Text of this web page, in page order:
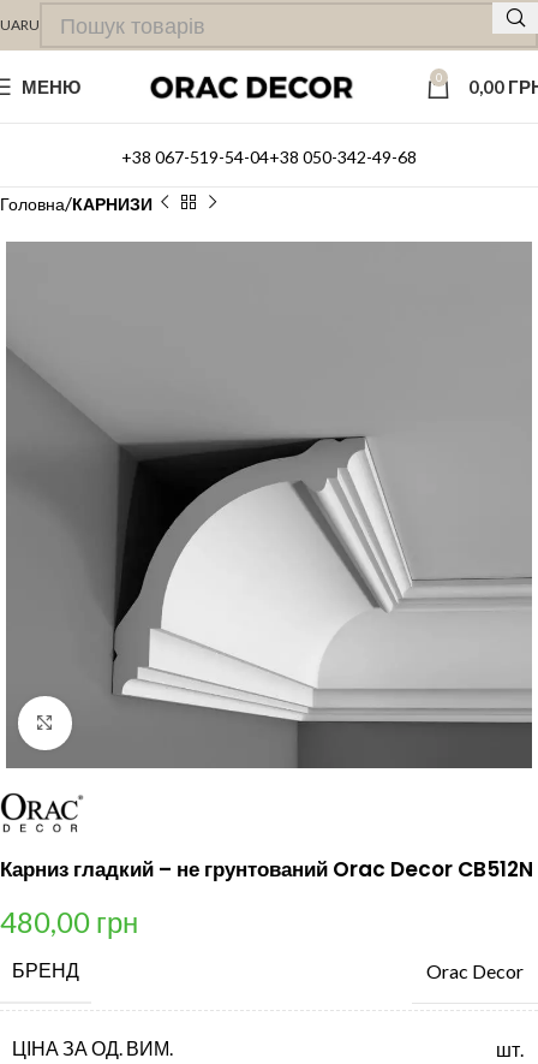
UARU
МЕНЮ 0 0,00
+38 067-519-54-04+38 050-342-49-68
Головна КАРНИЗИ
Клацніть, щоб збільшити
Карниз гладкий – не грунтований Orac Decor CB512N
480,00 грн
БРЕНД Orac Decor
ЦІНА ЗА ОД. ВИМ. шт.